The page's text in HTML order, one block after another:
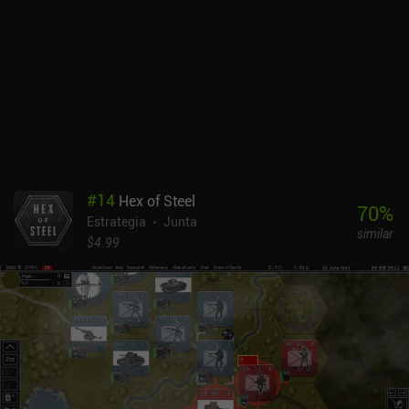
importante del nivel resalte. Jade Order se puede probar gratis,
con un único iAP de 0,99 $ para desbloquear el juego completo. Es
una recomendación fácil para los fans de los juegos Hitman GO y
Lara Croft GO.
#14 Hex of Steel
Estrategia
Junta
$4.99
70%
similar